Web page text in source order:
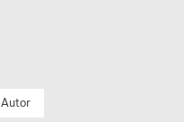
Autor